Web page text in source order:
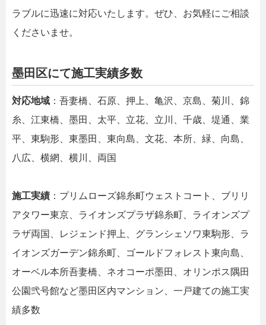
ラブルに迅速に対応いたします。ぜひ、お気軽にご相談
くださいませ。
墨田区にて施工実績多数
対応地域 ：吾妻橋、石原、押上、亀沢、京島、菊川、錦
糸、江東橋、墨田、太平、立花、立川、千歳、堤通、業
平、東駒形、東墨田、東向島、文花、本所、緑、向島、
八広、横網、横川、両国
施工実績 ：プリムローズ錦糸町ウェストコート、ブリリ
アタワー東京、ライオンズプラザ錦糸町、ライオンズプ
ラザ両国、レジェンド押上、グランシェソワ東駒形、ラ
イオンズガーデン錦糸町、ゴールドフォレスト東向島、
オーベル本所吾妻橋、ネオコーポ墨田、オリンポス隅田
公園弐号館など墨田区内マンション、一戸建ての施工実
績多数